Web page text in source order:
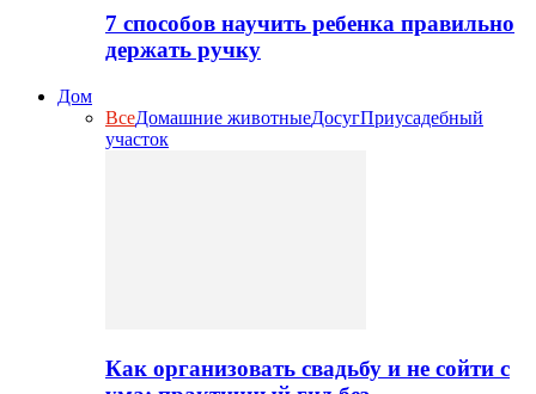
7 способов научить ребенка правильно
держать ручку
Дом
ВсеДомашние животныеДосугПриусадебный
участок
Как организовать свадьбу и не сойти с